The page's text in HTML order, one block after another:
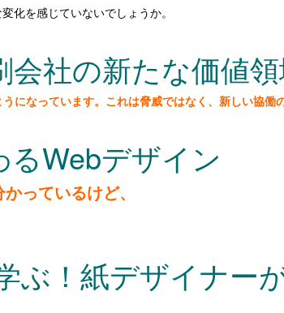
化を感じていないでしょうか。
会社の新たな価値
になっています。これは脅威ではなく、新しい協働
Webデザイン
っているけど、
ぶ！紙デザイナー